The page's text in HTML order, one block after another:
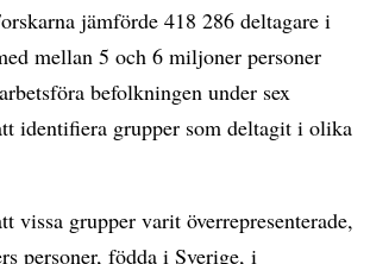
jämförde 418 286 deltagare i
mellan 5 och 6 miljoner personer
befolkningen under sex
identifiera grupper som deltagit i olika
vissa grupper varit överrepresenterade,
personer, födda i Sverige, i